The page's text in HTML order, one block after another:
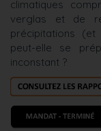
climatiques
verglas et de
précipitations (et
peut-elle se
inconstant ?